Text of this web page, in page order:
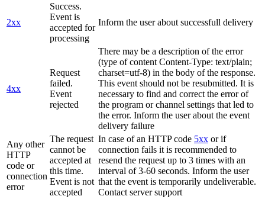
2xx
Success.
Event is
accepted for
processing
Inform the user about successfull delivery
4xx
Request
failed.
Event
rejected
There may be a description of the error
(type of content Content-Type: text/plain;
charset=utf-8) in the body of the response.
This event should not be resubmitted. It is
necessary to find and correct the error of
the program or channel settings that led to
the error. Inform the user about the event
delivery failure
Any other
HTTP
code or
connection
error
The request
cannot be
accepted at
this time.
Event is not
accepted
In case of an HTTP code 5xx or if
connection fails it is recommended to
resend the request up to 3 times with an
interval of 3-60 seconds. Inform the user
that the event is temporarily undeliverable.
Contact server support